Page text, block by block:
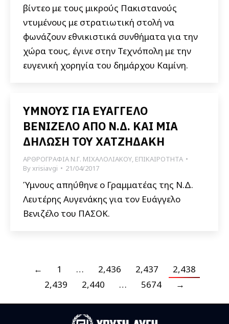
βίντεο με τους μικρούς Πακιστανούς
ντυμένους με στρατιωτική στολή να
φωνάζουν εθνικιστικά συνθήματα για την
χώρα τους, έγινε στην Τεχνόπολη με την
ευγενική χορηγία του δημάρχου Καμίνη.
ΥΜΝΟΥΣ ΓΙΑ ΕΥΑΓΓΕΛΟ
ΒΕΝΙΖΕΛΟ ΑΠΟ Ν.Δ. ΚΑΙ ΜΙΑ
ΔΗΛΩΣΗ ΤΟΥ ΧΑΤΖΗΔΑΚΗ
ΑΡΘΡΟΓΡΑΦΙΑ Ν.Γ. ΜΙΧΑΛΟΛΙΑΚΟΥ, ΕΠΙΚΑΙΡΟΤΗΤΑ
Byxrisiavgi 21/04/2017
Ύμνους απηύθηνε ο Γραμματέας της Ν.Δ.
Λευτέρης Αυγενάκης για τον Ευάγγελο
Βενιζέλο του ΠΑΣΟΚ.
← 1 … 2,436 2,437
2,438
2,439
2,440 … 5674 →